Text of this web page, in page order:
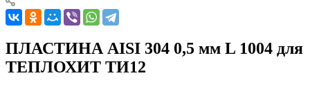
ПЛАСТИНА AISI 304 0,5 мм L 1004 для
ТЕПЛОХИТ ТИ12